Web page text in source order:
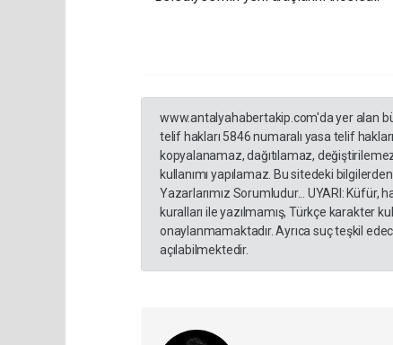
www.antalyahabertakip.com'da yer alan
telif hakları 5846 numaralı yasa telif
kopyalanamaz, dağıtılamaz,
kullanımı yapılamaz. Bu sitedeki
Yazarlarımız Sorumludur... UYARI: Küfür,
kuralları ile yazılmamış, Türkçe karakter
onaylanmamaktadır. Ayrıca suç teşkil
açılabilmektedir.